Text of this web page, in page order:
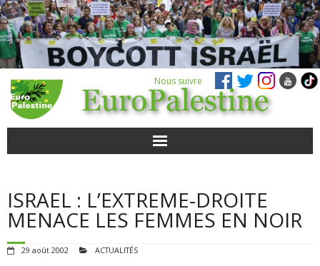
Nous suivre
POUR AGIR
ISRAEL : L’EXTREME-DROITE
MENACE LES FEMMES EN NOIR
29 août 2002 ACTUALITÉS